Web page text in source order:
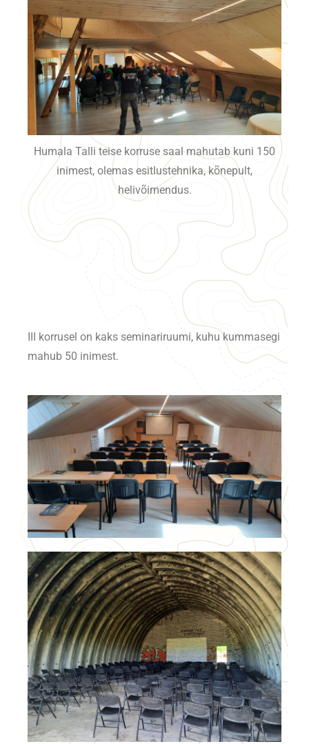
Humala Talli teise korruse saal mahutab kuni 150
inimest, olemas esitlustehnika, kõnepult,
helivõimendus.
III korrusel on kaks seminariruumi, kuhu kummasegi
mahub 50 inimest.